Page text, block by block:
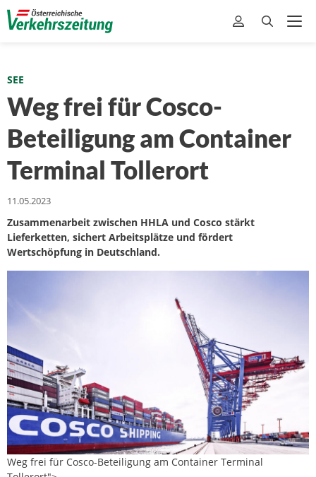
SEE
Weg frei für Cosco-
Beteiligung am Container
Terminal Tollerort
11.05.2023
Zusammenarbeit zwischen HHLA und Cosco stärkt
Lieferketten, sichert Arbeitsplätze und fördert
Wertschöpfung in Deutschland.
Weg frei für Cosco-Beteiligung am Container Terminal